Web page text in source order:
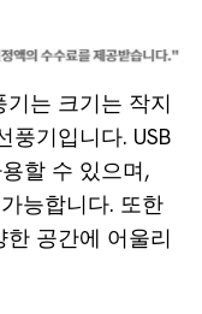
는 크기는 작지
풍기입니다. USB
할 수 있으며,
능합니다. 또한
공간에 어울리